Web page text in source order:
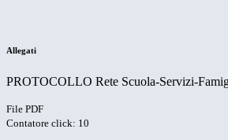
Allegati
PROTOCOLLO Rete Scuola-Servizi-
File PDF
Contatore click: 10